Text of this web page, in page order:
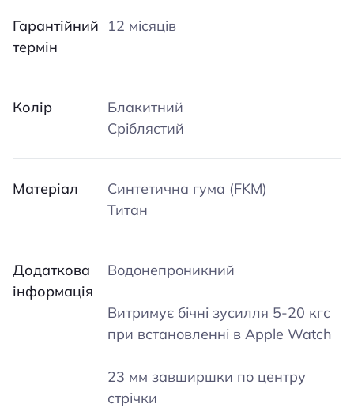
Гарантійний
термін
12 місяців
Колір
Блакитний
Сріблястий
Матеріал
Синтетична гума (FKM)
Титан
Додаткова
інформація
Водонепроникний
Витримує бічні зусилля 5-20 кгс
при встановленні в Apple Watch
23 мм завширшки по центру
стрічки